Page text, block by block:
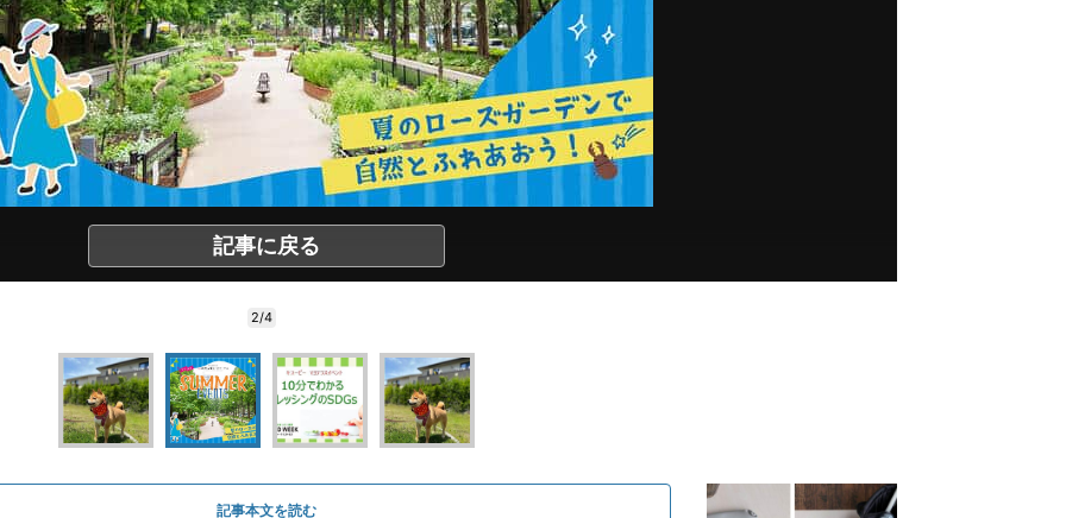
記事に戻る
2/4
記事本文を読む